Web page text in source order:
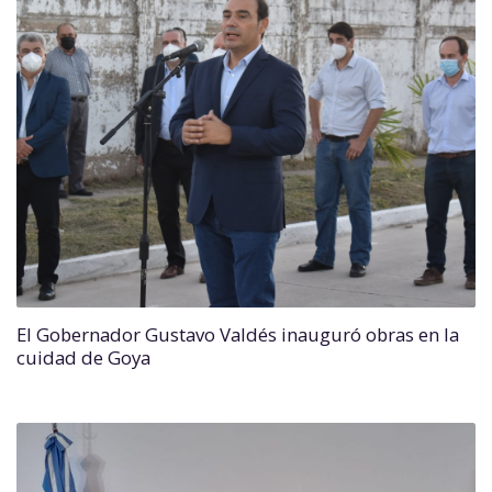
El Gobernador Gustavo Valdés inauguró obras en la
cuidad de Goya